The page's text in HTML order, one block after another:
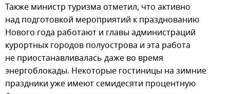
Также министр туризма отметил, что активно
над подготовкой мероприятий к празднованию
Нового года работают и главы администраций
курортных городов полуострова и эта работа
не приостанавливалась даже во время
энергоблокады. Некоторые гостиницы на зимние
праздники уже имеют семидесяти процентную